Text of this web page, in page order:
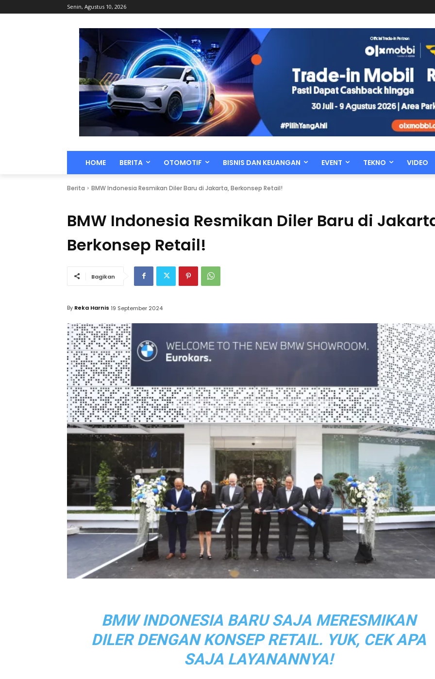
Senin, Agustus 10, 2026
HOME BERITA OTOMOTIF BISNIS DAN KEUANGAN EVENT TEKNO VIDEO
Berita BMW Indonesia Resmikan Diler Baru di Jakarta, Berkonsep Retail!
BMW Indonesia Resmikan Diler Baru di
Berkonsep Retail!
Bagikan
By Reka Harnis 19 September 2024
BMW INDONESIA BARU SAJA MERESMIKAN
DILER DENGAN KONSEP RETAIL. YUK, CEK APA
SAJA LAYANANNYA!